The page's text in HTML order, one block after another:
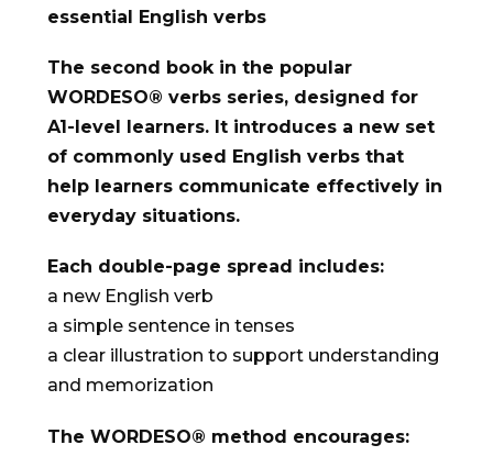
essential English verbs
The second book in the popular
WORDESO® verbs series, designed for
A1-level learners. It introduces a new set
of commonly used English verbs that
help learners communicate effectively in
everyday situations.
Each double-page spread includes:
a new English verb
a simple sentence in tenses
a clear illustration to support understanding
and memorization
The WORDESO® method encourages: